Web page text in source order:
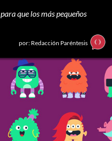
que los más pequeños
por: Redacción Paréntesis